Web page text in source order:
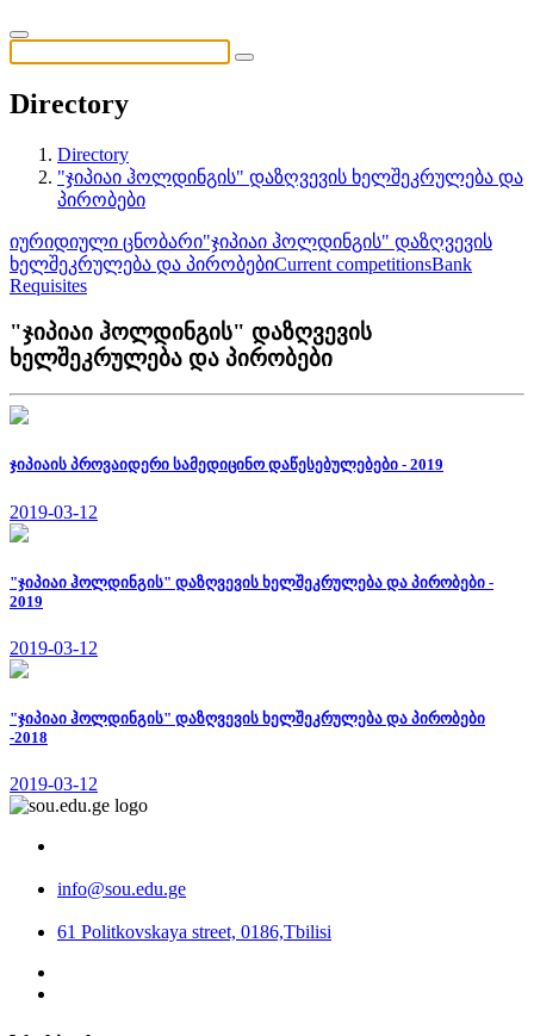
Directory
Directory
"ჯიპიაი ჰოლდინგის" დაზღვევის ხელშეკრულება და
პირობები
იურიდიული ცნობარი"ჯიპიაი ჰოლდინგის" დაზღვევის
ხელშეკრულება და პირობებიCurrent competitionsBank
Requisites
"ჯიპიაი ჰოლდინგის" დაზღვევის
ხელშეკრულება და პირობები
ჯიპიაის პროვაიდერი სამედიცინო დაწესებულებები - 2019
2019-03-12
"ჯიპიაი ჰოლდინგის" დაზღვევის ხელშეკრულება და პირობები -
2019
2019-03-12
"ჯიპიაი ჰოლდინგის" დაზღვევის ხელშეკრულება და პირობები
-2018
2019-03-12
info@sou.edu.ge
61 Politkovskaya street, 0186,Tbilisi